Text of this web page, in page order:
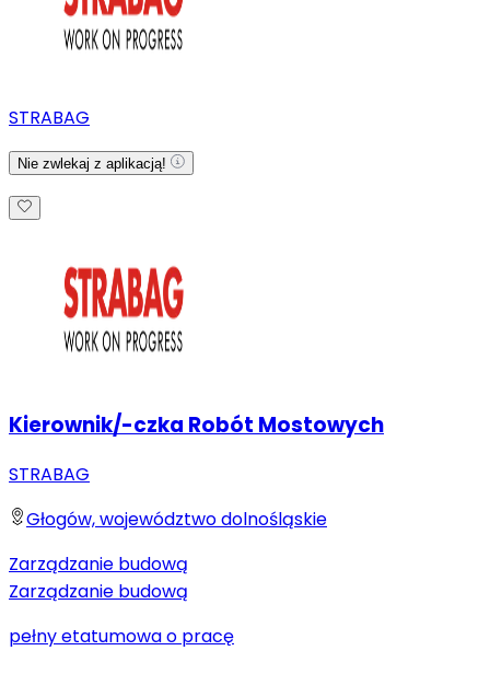
STRABAG
Nie zwlekaj z aplikacją!
Kierownik/-czka Robót Mostowych
STRABAG
Głogów, województwo dolnośląskie
Zarządzanie budową
Zarządzanie budową
pełny etatumowa o pracę